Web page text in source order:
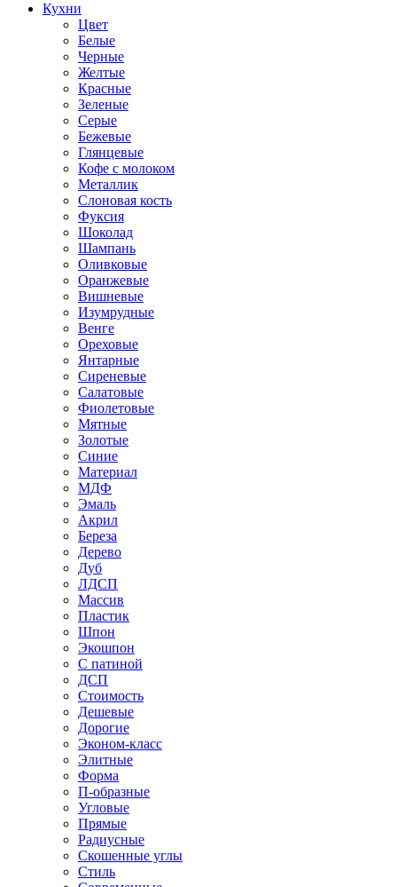
Кухни
Цвет
Белые
Черные
Желтые
Красные
Зеленые
Серые
Бежевые
Глянцевые
Кофе с молоком
Металлик
Слоновая кость
Фуксия
Шоколад
Шампань
Оливковые
Оранжевые
Вишневые
Изумрудные
Венге
Ореховые
Янтарные
Сиреневые
Салатовые
Фиолетовые
Мятные
Золотые
Синие
Материал
МДФ
Эмаль
Акрил
Береза
Дерево
Дуб
ЛДСП
Массив
Пластик
Шпон
Экошпон
С патиной
ДСП
Стоимость
Дешевые
Дорогие
Эконом-класс
Элитные
Форма
П-образные
Угловые
Прямые
Радиусные
Скошенные углы
Стиль